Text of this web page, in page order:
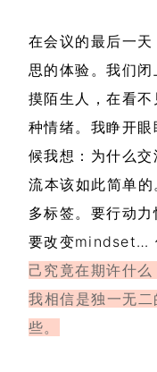
在会议的最后一
思的体验。我们
摸陌生人，在看
种情绪。我睁开
候我想：为什么
流本该如此简单
多标签。要行动力
要改变mindset…
己究竟在期许什
我相信是独一无
些。